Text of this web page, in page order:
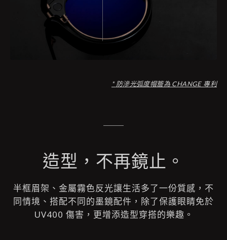
*防滲光弧度帽簷為 CHANGE 專利
造型，不再鏡止。
半框眉架、金屬霧色反光讓生活多了一份質感，不
同情境、搭配不同的墨鏡配件，除了保護眼睛免於
UV400 傷害，更增添造型穿搭的樂趣。